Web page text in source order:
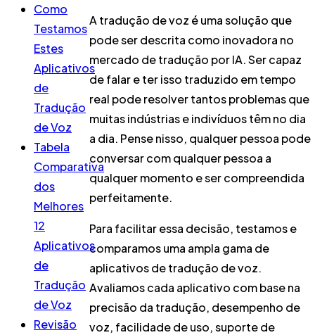
Como
Testamos
Estes
Aplicativos
de
Tradução
de Voz
Tabela
Comparativa
dos
Melhores
12
Aplicativos
de
Tradução
de Voz
Revisão
A tradução de voz é uma solução que
pode ser descrita como inovadora no
mercado de tradução por IA. Ser capaz
de falar e ter isso traduzido em tempo
real pode resolver tantos problemas que
muitas indústrias e indivíduos têm no dia
a dia. Pense nisso, qualquer pessoa pode
conversar com qualquer pessoa a
qualquer momento e ser compreendida
perfeitamente.
Para facilitar essa decisão, testamos e
comparamos uma ampla gama de
aplicativos de tradução de voz.
Avaliamos cada aplicativo com base na
precisão da tradução, desempenho de
voz, facilidade de uso, suporte de